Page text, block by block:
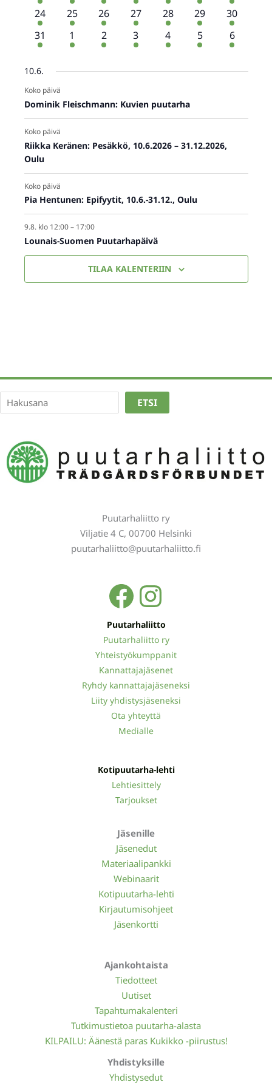
tapahtumattapahtumattapahtumattapahtumattapahtumattapahtumat
4
tapahtumat
24
4
tapahtumat
25
4
tapahtumat
26
4
tapahtumat
27
4
tapahtumat
28
4
tapahtumat
29
4
30
3
tapahtumat
31
2
tapahtumat
1
3
tapahtumat
2
2
tapahtumat
3
2
tapahtumat
4
3
tapahtumat
5
2
6
10.6.
Koko päivä
Dominik Fleischmann: Kuvien puutarha
Koko päivä
Riikka Keränen: Pesäkkö, 10.6.2026 – 31.12.2026,
Oulu
Koko päivä
Pia Hentunen: Epifyytit, 10.6.-31.12., Oulu
9.8. klo 12:00– 17:00
Lounais-Suomen Puutarhapäivä
TILAA KALENTERIIN
Etsi
ETSI
Puutarhaliitto ry
Viljatie 4 C, 00700 Helsinki
puutarhaliitto@puutarhaliitto.fi
Facebook
Puutarhaliitto
Puutarhaliitto ry
Yhteistyökumppanit
Kannattajajäsenet
Ryhdy kannattajajäseneksi
Liity yhdistysjäseneksi
Ota yhteyttä
Medialle
Kotipuutarha-lehti
Lehtiesittely
Tarjoukset
Jäsenille
Jäsenedut
Materiaalipankki
Webinaarit
Kotipuutarha-lehti
Kirjautumisohjeet
Jäsenkortti
Ajankohtaista
Tiedotteet
Uutiset
Tapahtumakalenteri
Tutkimustietoa puutarha-alasta
KILPAILU: Äänestä paras Kukikko -piirustus!
Yhdistyksille
Yhdistysedut